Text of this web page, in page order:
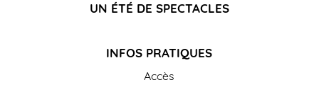
UN ÉTÉ DE SPECTACLES
INFOS PRATIQUES
Accès